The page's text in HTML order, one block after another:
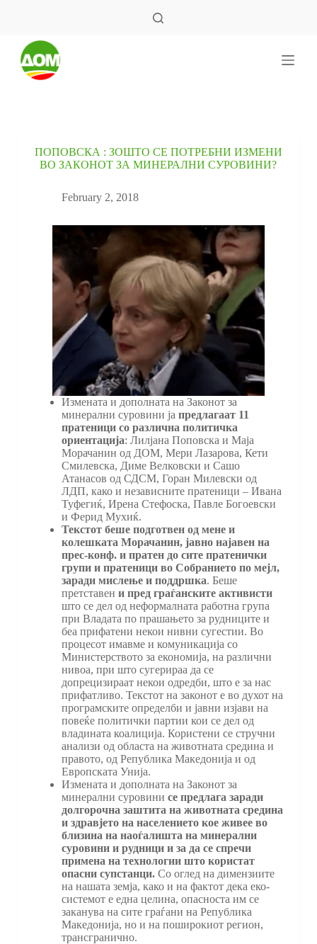
ПОПОВСКА : ЗОШТО СЕ ПОТРЕБНИ ИЗМЕНИ
ВО ЗАКОНОТ ЗА МИНЕРАЛНИ СУРОВИНИ?
February 2, 2018
Измената и дополната на Законот за
минерални суровини ја предлагаат 11
пратеници со различна политичка
ориентација: Лилјана Поповска и Маја
Морачанин од ДОМ, Мери Лазарова, Кети
Смилевска, Диме Велковски и Сашо
Атанасов од СДСМ, Горан Милевски од
ЛДП, како и независните пратеници – Ивана
Туфегиќ, Ирена Стефоска, Павле Богоевски
и Ферид Мухиќ.
Текстот беше подготвен од мене и
колешката Морачанин, јавно најавен на
прес-конф. и пратен до сите пратенички
групи и пратеници во Собранието по мејл,
заради мислење и поддршка. Беше
претставен и пред граѓанските активисти
што се дел од неформалната работна група
при Владата по прашањето за рудниците и
беа прифатени некои нивни сугестии. Во
процесот имавме и комуникација со
Министерството за економија, на различни
нивоа, при што сугерираа да се
допрецизираат некои одредби, што е за нас
прифатливо. Текстот на законот е во духот на
програмските определби и јавни изјави на
повеќе политички партии кои се дел од
владината коалиција. Користени се стручни
анализи од областа на животната средина и
правото, од Република Македонија и од
Европската Унија.
Измената и дополната на Законот за
минерални суровини се предлага заради
долгорочна заштита на животната средина
и здравјето на населението кое живее во
близина на наоѓалишта на минерални
суровини и рудници и за да се спречи
примена на технологии што користат
опасни супстанци.Со оглед на димензиите
на нашата земја, како и на фактот дека еко-
системот е една целина, опасноста им се
заканува на сите граѓани на Република
Македонија, но и на поширокиот регион,
трансгранично.